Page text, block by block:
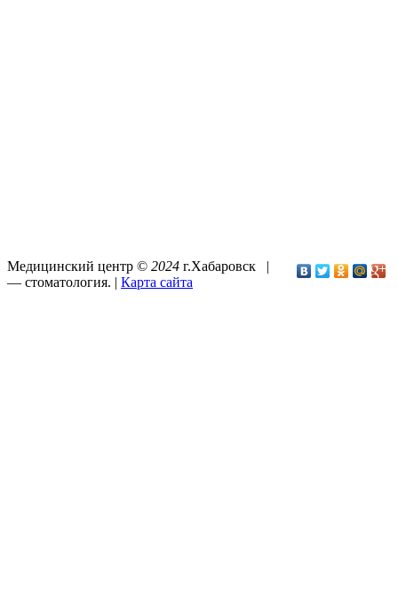
Медицинский центр © 2024 г.Хабаровск |
— стоматология. | Карта сайта